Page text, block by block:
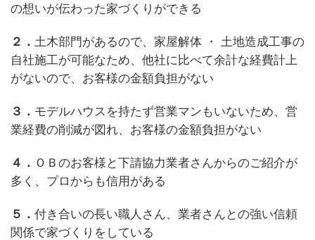
の想いが伝わった家づくりができる
２． 土木部門があるので、家屋解体 ・ 土地造成工事の
自社施工が可能なため、他社に比べて余計な経費計上
がないので、お客様の金額負担がない
３． モデルハウスを持たず営業マンもいないため、営
業経費の削減が図れ、お客様の金額負担がない
４． ＯＢのお客様と下請協力業者さんからのご紹介が
多く、プロからも信用がある
５． 付き合いの長い職人さん、業者さんとの強い信頼
関係で家づくりをしている